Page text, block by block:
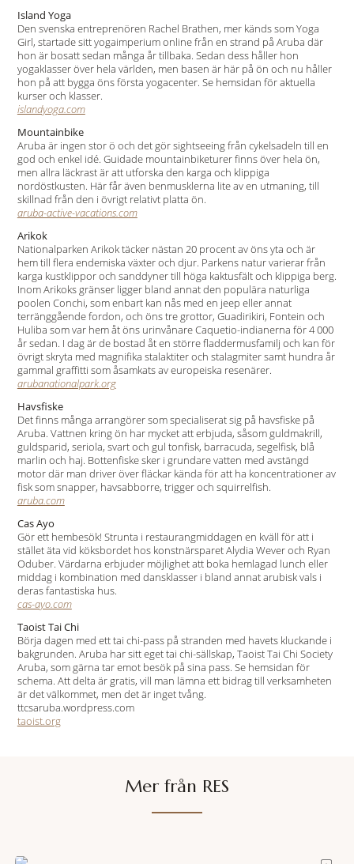
Island Yoga
Den svenska entreprenören Rachel Brathen, mer känds som Yoga
Girl, startade sitt yogaimperium online från en strand på Aruba där
hon är bosatt sedan många år tillbaka. Sedan dess håller hon
yogaklasser över hela världen, men basen är här på ön och nu håller
hon på att bygga öns första yogacenter. Se hemsidan för aktuella
kurser och klasser.
islandyoga.com
Mountainbike
Aruba är ingen stor ö och det gör sightseeing från cykelsadeln till en
god och enkel idé. Guidade mountainbiketurer finns över hela ön,
men allra läckrast är att utforska den karga och klippiga
nordöstkusten. Här får även benmusklerna lite av en utmaning, till
skillnad från den i övrigt relativt platta ön.
aruba-active-vacations.com
Arikok
Nationalparken Arikok täcker nästan 20 procent av öns yta och är
hem till flera endemiska växter och djur. Parkens natur varierar från
karga kustklippor och sanddyner till höga kaktusfält och klippiga berg.
Inom Arikoks gränser ligger bland annat den populära naturliga
poolen Conchi, som enbart kan nås med en jeep eller annat
terränggående fordon, och öns tre grottor, Guadirikiri, Fontein och
Huliba som var hem åt öns urinvånare Caquetio-indianerna för 4 000
år sedan. I dag är de bostad åt en större fladdermusfamilj och kan för
övrigt skryta med magnifika stalaktiter och stalagmiter samt hundra år
gammal graffitti som åsamkats av europeiska resenärer.
arubanationalpark.org
Havsfiske
Det finns många arrangörer som specialiserat sig på havsfiske på
Aruba. Vattnen kring ön har mycket att erbjuda, såsom guldmakrill,
guldsparid, seriola, svart och gul tonfisk, barracuda, segelfisk, blå
marlin och haj. Bottenfiske sker i grundare vatten med avstängd
motor där man driver över fläckar kända för att ha koncentrationer av
fisk som snapper, havsabborre, trigger och squirrelfish.
aruba.com
Cas Ayo
Gör ett hembesök! Strunta i restaurangmiddagen en kväll för att i
stället äta vid köksbordet hos konstnärsparet Alydia Wever och Ryan
Oduber. Värdarna erbjuder möjlighet att boka hemlagad lunch eller
middag i kombination med dansklasser i bland annat arubisk vals i
deras fantastiska hus.
cas-ayo.com
Taoist Tai Chi
Börja dagen med ett tai chi-pass på stranden med havets kluckande i
bakgrunden. Aruba har sitt eget tai chi-sällskap, Taoist Tai Chi Society
Aruba, som gärna tar emot besök på sina pass. Se hemsidan för
schema. Att delta är gratis, vill man lämna ett bidrag till verksamheten
är det välkommet, men det är inget tvång.
ttcsaruba.wordpress.com
taoist.org
Mer från RES